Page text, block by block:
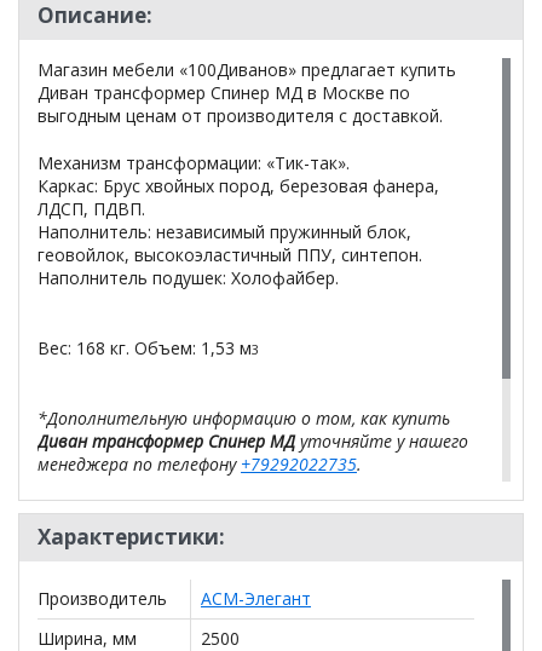
Описание:
Магазин мебели «100Диванов» предлагает купить
Диван трансформер Спинер МД в Москве по
выгодным ценам от производителя с доставкой.
Механизм трансформации: «Тик-так».
Каркас: Брус хвойных пород, березовая фанера,
ЛДСП, ПДВП.
Наполнитель: независимый пружинный блок,
геовойлок, высокоэластичный ППУ, синтепон.
Наполнитель подушек: Холофайбер.
Вес: 168 кг. Объем: 1,53 м3
*Дополнительную информацию о том, как купить
Диван трансформер Спинер МДуточняйте у нашего
менеджера по телефону +79292022735.
**Цены на официальном сайте100диванов.com
действительны только для интернет-магазина
могут отличаться от цен в розничных магазинах-
Характеристики:
Производитель
АСМ-Элегант
Ширина, мм
2500